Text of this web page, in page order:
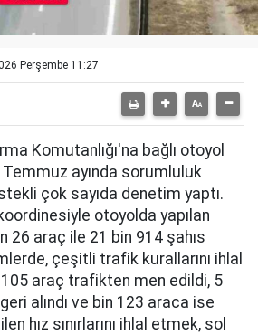
Perşembe 11:27
Komutanlığı'na bağlı otoyol
ayında sorumluluk
çok sayıda denetim yaptı.
otoyolda yapılan
26 araç ile 21 bin 914 şahıs
çeşitli trafik kurallarını ihlal
araç trafikten men edildi, 5
alındı ve bin 123 araca ise
hız sınırlarını ihlal etmek, sol